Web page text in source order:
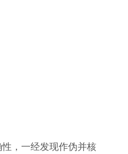
，一经发现作伪并核